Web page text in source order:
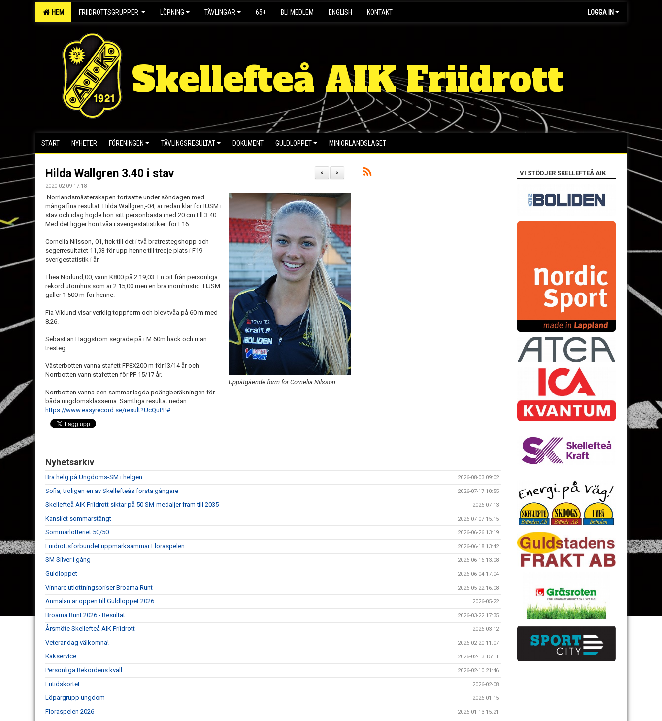
HEM FRIIDROTTSGRUPPER LÖPNING TÄVLINGAR 65+ BLI MEDLEM ENGLISH KONTAKT LOGGA IN
Skellefteå AIK Friidrott
START NYHETER FÖRENINGEN TÄVLINGSRESULTAT DOKUMENT GULDLOPPET MINIORLANDSLAGET
>
<
Hilda Wallgren 3.40 i stav
2020-02-09 17:18
Uppåtgående form för Cornelia Nilsson
Norrlandsmästerskapen fortsatte under söndagen med
många fina resultat. Hilda Wallgren,-04, är redan klar för IUSM i
stav och idag höjde hon sitt personbästa med 20 cm till 3.40.
Med det ligger hon tvåa i sverigestatistiken för F16.
Cornelia Nilsson,-01, fick till det i två bratrestegshopp och
segerresultatet 11,93 för upp henne till tredje plats i F19
sverigestatistik i år.
Thea Norlund,00, vann K800 på 2.19,03. En bit från personliga
rekord utomhus som är 2.15,00 men en bra inomhustid. I IJSM
gäller 1 500 m för henne.
Fia Viklund visar verklig toppform och blev tvåa på 60 m med
8.26.
Sebastian Häggström segrade på i M 60m häck och män
tresteg.
Västerbotten vanna stafett FP8X200 m för13/14 år och
Norrbotten vann stafetten för PF 15/17 år.
Norrbotten vanna den sammanlagda poängberäkningen för
båda ungdomsklasserna. Samtliga resultat nedan:
https://www.easyrecord.se/result?UcQuPP#
Nyhetsarkiv
Bra helg på Ungdoms-SM i helgen 2026-08-03 09:02
Sofia, troligen en av Skellefteås första gångare 2026-07-17 10:55
Skellefteå AIK Friidrott siktar på 50 SM-medaljer fram till 2035 2026-07-13
Kansliet sommarstängt 2026-07-07 15:15
Sommarlotteriet 50/50 2026-06-26 13:19
Friidrottsförbundet uppmärksammar Floraspelen. 2026-06-18 13:42
SM Silver i gång 2026-06-16 13:08
Guldloppet 2026-06-04 17:04
Vinnare utlottningspriser Broarna Runt 2026-05-22 16:08
Anmälan är öppen till Guldloppet 2026 2026-05-22
Broarna Runt 2026 - Resultat 2026-03-22 17:35
Årsmöte Skellefteå AIK Friidrott 2026-03-12
Veterandag välkomna! 2026-02-20 11:07
Kakservice 2026-02-13 15:11
Personliga Rekordens kväll 2026-02-10 21:46
Fritidskortet 2026-02-08
Löpargrupp ungdom 2026-01-15
Floraspelen 2026 2026-01-13 15:21
VI STÖDJER SKELLEFTEÅ AIK